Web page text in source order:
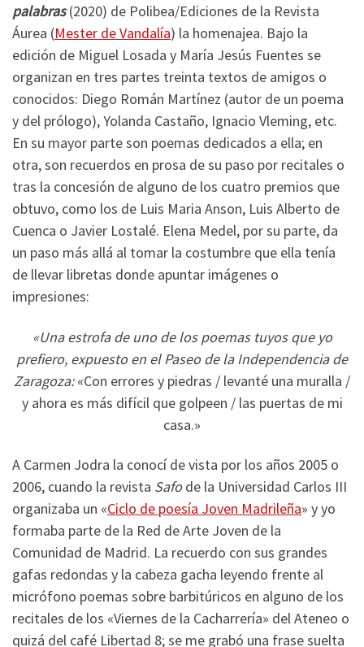
palabras(2020) de Polibea/Ediciones de la Revista
Áurea (Mester de Vandalía) la homenajea. Bajo la
edición de Miguel Losada y María Jesús Fuentes se
organizan en tres partes treinta textos de amigos o
conocidos: Diego Román Martínez (autor de un poema
y del prólogo), Yolanda Castaño, Ignacio Vleming, etc.
En su mayor parte son poemas dedicados a ella; en
otra, son recuerdos en prosa de su paso por recitales o
tras la concesión de alguno de los cuatro premios que
obtuvo, como los de Luis Maria Anson, Luis Alberto de
Cuenca o Javier Lostalé. Elena Medel, por su parte, da
un paso más allá al tomar la costumbre que ella tenía
de llevar libretas donde apuntar imágenes o
impresiones:
«Una estrofa de uno de los poemas tuyos que yo
prefiero, expuesto en el Paseo de la Independencia de
Zaragoza:«Con errores y piedras / levanté una muralla /
y ahora es más difícil que golpeen / las puertas de mi
casa.»
A Carmen Jodra la conocí de vista por los años 2005 o
2006, cuando la revista Safode la Universidad Carlos III
organizaba un «Ciclo de poesía Joven Madrileña» y yo
formaba parte de la Red de Arte Joven de la
Comunidad de Madrid. La recuerdo con sus grandes
gafas redondas y la cabeza gacha leyendo frente al
micrófono poemas sobre barbitúricos en alguno de los
recitales de los «Viernes de la Cacharrería» del Ateneo o
quizá del café Libertad 8; se me grabó una frase suelta